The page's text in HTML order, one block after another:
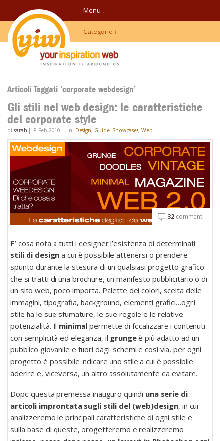
Menu ↓
Categorie ↓
Articoli Taggati ‘corporate webdesign’
Gli stili nel web design: le caratteristiche
del corporate style
di sarah | 8 Feb 2010 | in: Design, Guide, Showcases, Web
32 commenti
E’ cosa nota a tutti i designer l’esistenza di determinati
stili di designa cui è possibile attenersi o prendere
spunto durante la stesura di un qualsiasi progetto grafico:
che si tratti di una brochure, un manifesto pubblicitario o di
un sito web, poco importa. Palette dei colori, scelta delle
immagini, tipografia, background, elementi grafici…ogni
stile ha le sue sfumature, le sue regole e le relative
potenzialità. Il minimalpermette di focalizzare i contenuti
con semplicità ed eleganza, il grungeè più adatto ad un
pubblico giovanile e fuori dagli schemi e così via, per ogni
progetto è possibile indicare uno stile a cui è possibile
aderire e, viceversa, un altro assolutamente da evitare.
Dopo questa premessa inauguro quindi una serie di
articoli improntata sugli stili del (web)design, in cui
analizzeremo le principali caratteristiche di ogni stile e,
sulla base di queste, progetteremo e realizzeremo